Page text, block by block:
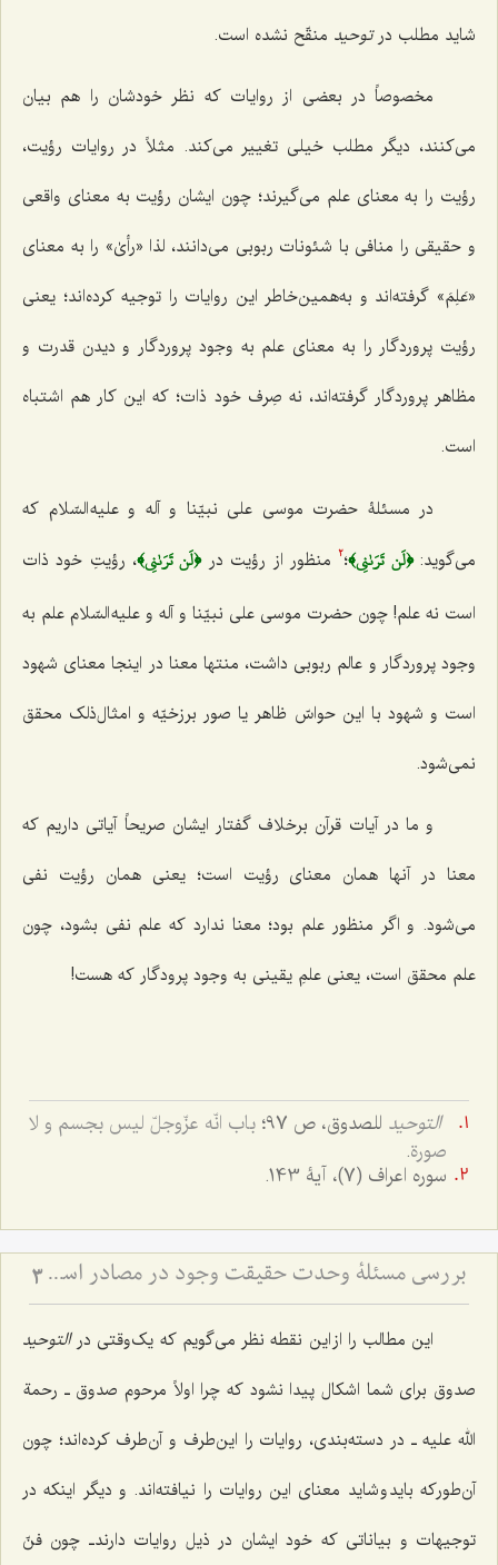
شاید مطلب درتوحید منقّح نشده است.
مخصوصاً در بعضی از روایات که نظر خودشان را هم بیان
می‌کنند، دیگر مطلب خیلی تغییر می‌کند. مثلاً در روایات رؤیت،
رؤیت را به معنای علم می‌گیرند؛ چون ایشان رؤیت به معنای واقعی
و حقیقی را منافی با شئونات ربوبی می‌دانند، لذا «رأیٰ» را به معنای
«عَلِمَ» گرفته‌اند و به‌همین‌خاطر این روایات را توجیه کرده‌اند؛ یعنی
رؤیت پروردگار را به معنای علم به وجود پروردگار و دیدن قدرت و
مظاهر پروردگار گرفته‌اند، نه صِرف خود ذات؛ که این کار هم اشتباه
است.
در مسئلۀ حضرت موسی علی نبیّنا و آله و علیه السّلام که
می‌گوید:﴿لَن تَرَىٰنِي﴾؛2 منظور از رؤیت در﴿لَن تَرَىٰنِي﴾، رؤیتِ خود ذات
است نه علم! چون حضرت موسی علی نبیّنا و آله و علیه السّلام علم به
وجود پروردگار و عالم ربوبی داشت، منتها معنا در اینجا معنای شهود
است و شهود با این حواسّ ظاهر یا صور برزخیّه و امثال‌ذلک محقق
نمی‌شود.
و ما در آیات قرآن برخلاف گفتار ایشان صریحاً آیاتی داریم که
معنا در آنها همان معنای رؤیت است؛ یعنی همان رؤیت نفی
می‌شود. و اگر منظور علم بود؛ معنا ندارد که علم نفی بشود، چون
علم محقق است، یعنی علمِ یقینی به وجود پرودگار که هست!
التوحید للصدوق، ص 97؛
باب انّه عزّوجلّ لیس بجسم و لا
صورة.
سوره اعراف (7)، آیۀ 143.
بررسی مسئلۀ وحدت حقیقت وجود در مصادر اسلامی (4) - ذکر روایات دالّ بر وحدت حقّۀ حقیقیّه 3
این مطالب را از این نقطه نظر می‌گویم که یک‌وقتی درالتوحید
صدوق برای شما اشکال پیدا نشود که چرا اولاً مرحوم صدوق ـ رحمة
الله علیه ـ در دسته‌بندی، روایات را این‌طرف و آن‌طرف کرده‌اند؛ چون
آن‌طورکه باید و شاید معنای این روایات را نیافته‌اند. و دیگر اینکه در
توجیهات و بیاناتی که خود ایشان در ذیل روایات دارندـ چون فنّ